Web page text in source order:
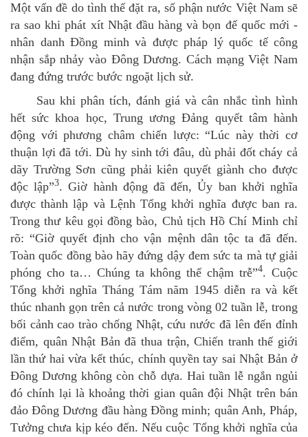
Một vấn đề do tình thế đặt ra, số phận nước Việt Nam sẽ
ra sao khi phát xít Nhật đầu hàng và bọn đế quốc mới -
nhân danh Đồng minh và được pháp lý quốc tế công
nhận sắp nhảy vào Đông Dương. Cách mạng Việt Nam
đang đứng trước bước ngoặt lịch sử.
Sau khi phân tích, đánh giá và cân nhắc tình hình
hết sức khoa học, Trung ương Đảng quyết tâm hành
động với phương châm chiến lược: “Lúc này thời cơ
thuận lợi đã tới. Dù hy sinh tới đâu, dù phải đốt cháy cả
dãy Trường Sơn cũng phải kiên quyết giành cho được
độc lập”3. Giờ hành động đã đến, Ủy ban khởi nghĩa
được thành lập và Lệnh Tổng khởi nghĩa được ban ra.
Trong thư kêu gọi đồng bào, Chủ tịch Hồ Chí Minh chỉ
rõ: “Giờ quyết định cho vận mệnh dân tộc ta đã đến.
Toàn quốc đồng bào hãy đứng dậy đem sức ta mà tự giải
phóng cho ta… Chúng ta không thể chậm trễ”4. Cuộc
Tổng khởi nghĩa Tháng Tám năm 1945 diễn ra và kết
thúc nhanh gọn trên cả nước trong vòng 02 tuần lễ, trong
bối cảnh cao trào chống Nhật, cứu nước đã lên đến đỉnh
điểm, quân Nhật Bản đã thua trận, Chiến tranh thế giới
lần thứ hai vừa kết thúc, chính quyền tay sai Nhật Bản ở
Đông Dương không còn chỗ dựa. Hai tuần lễ ngắn ngủi
đó chính lại là khoảng thời gian quân đội Nhật trên bán
đảo Đông Dương đầu hàng Đồng minh; quân Anh, Pháp,
Tưởng chưa kịp kéo đến. Nếu cuộc Tổng khởi nghĩa của